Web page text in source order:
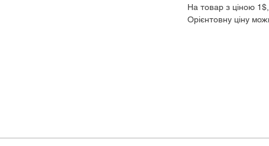
На товар з ціною
Орієнтовну ціну